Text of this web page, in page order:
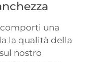
comporti una
la qualità della
nostro